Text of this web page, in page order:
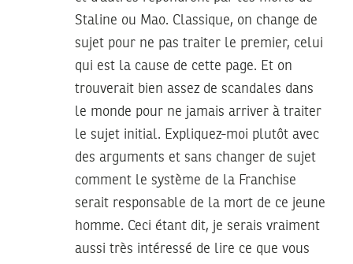
Staline ou Mao. Classique, on change de
sujet pour ne pas traiter le premier, celui
qui est la cause de cette page. Et on
trouverait bien assez de scandales dans
le monde pour ne jamais arriver à traiter
le sujet initial. Expliquez-moi plutôt avec
des arguments et sans changer de sujet
comment le système de la Franchise
serait responsable de la mort de ce jeune
homme. Ceci étant dit, je serais vraiment
aussi très intéressé de lire ce que vous